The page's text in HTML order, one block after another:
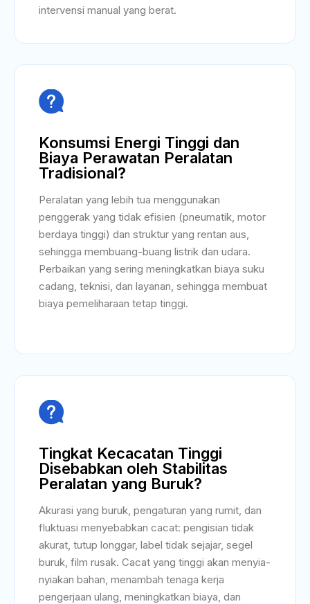
intervensi manual yang berat.

Konsumsi Energi Tinggi dan
Biaya Perawatan Peralatan
Tradisional?
Peralatan yang lebih tua menggunakan
penggerak yang tidak efisien (pneumatik, motor
berdaya tinggi) dan struktur yang rentan aus,
sehingga membuang-buang listrik dan udara.
Perbaikan yang sering meningkatkan biaya suku
cadang, teknisi, dan layanan, sehingga membuat
biaya pemeliharaan tetap tinggi.

Tingkat Kecacatan Tinggi
Disebabkan oleh Stabilitas
Peralatan yang Buruk?
Akurasi yang buruk, pengaturan yang rumit, dan
fluktuasi menyebabkan cacat: pengisian tidak
akurat, tutup longgar, label tidak sejajar, segel
buruk, film rusak. Cacat yang tinggi akan menyia-
nyiakan bahan, menambah tenaga kerja
pengerjaan ulang, meningkatkan biaya, dan